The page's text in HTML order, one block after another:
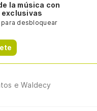
la música con
desbloquear
e Waldecy